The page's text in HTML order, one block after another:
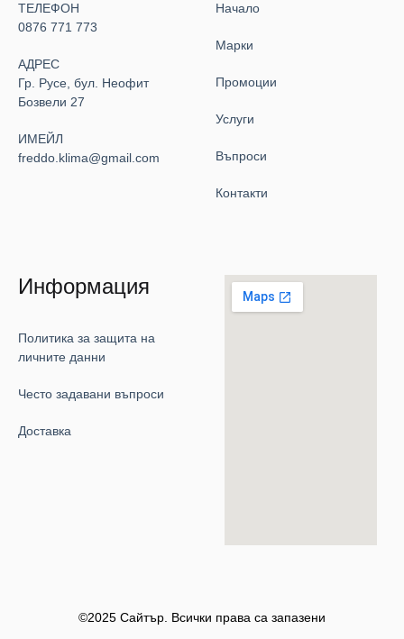
ТЕЛЕФОН
0876 771 773
АДРЕС
Гр. Русе, бул. Неофит
Бозвели 27
ИМЕЙЛ
freddo.klima@gmail.com
Начало
Марки
Промоции
Услуги
Въпроси
Контакти
Информация
Политика за защита на
личните данни
Често задавани въпроси
Доставка
©2025 Сайтър. Всички права са запазени